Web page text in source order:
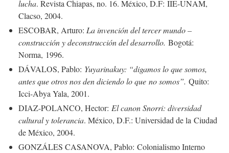
lucha. Revista Chiapas, no. 16. México, D.F: IIE-UNAM,
Clacso, 2004.
ESCOBAR, Arturo: La invención del tercer mundo –
construcción y deconstrucción del desarrollo. Bogotá:
Norma, 1996.
DÁVALOS, Pablo: Yuyarinakuy: “digamos lo que somos,
antes que otros nos den diciendo lo que no somos”. Quito:
Icci-Abya Yala, 2001.
DIAZ-POLANCO, Hector: El canon Snorri: diversidad
cultural y tolerancia. México, D.F.: Universidad de la Ciudad
de México, 2004.
GONZÁLES CASANOVA, Pablo: Colonialismo Interno